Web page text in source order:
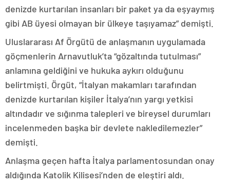
denizde kurtarılan insanları bir paket ya da eşyaymış
gibi AB üyesi olmayan bir ülkeye taşıyamaz” demişti.
Uluslararası Af Örgütü de anlaşmanın uygulamada
göçmenlerin Arnavutluk’ta “gözaltında tutulması”
anlamına geldiğini ve hukuka aykırı olduğunu
belirtmişti. Örgüt, “İtalyan makamları tarafından
denizde kurtarılan kişiler İtalya’nın yargı yetkisi
altındadır ve sığınma talepleri ve bireysel durumları
incelenmeden başka bir devlete nakledilemezler”
demişti.
Anlaşma geçen hafta İtalya parlamentosundan onay
aldığında Katolik Kilisesi’nden de eleştiri aldı.